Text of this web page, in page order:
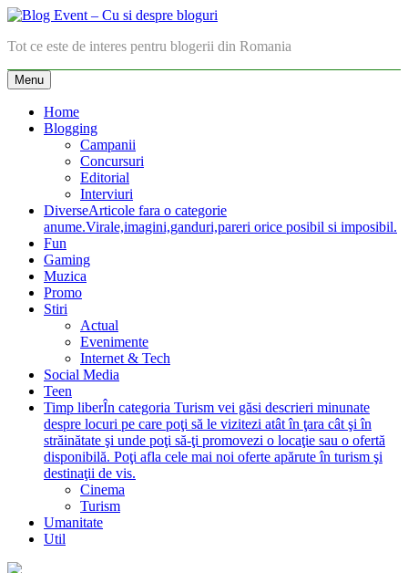
Skip
content
Blog Event – Cu si despre bloguri
Tot ce este de interes pentru blogerii din Romania
Menu
Home
Blogging
Campanii
Concursuri
Editorial
Interviuri
DiverseArticole fara o categorie
anume.Virale,imagini,ganduri,pareri orice posibil si imposibil.
Fun
Gaming
Muzica
Promo
Stiri
Actual
Evenimente
Internet & Tech
Social Media
Teen
Timp liberÎn categoria Turism vei găsi descrieri minunate
despre locuri pe care poţi să le vizitezi atât în ţara cât şi în
străinătate şi unde poţi să-ţi promovezi o locaţie sau o ofertă
disponibilă. Poţi afla cele mai noi oferte apărute în turism şi
destinaţii de vis.
Cinema
Turism
Umanitate
Util